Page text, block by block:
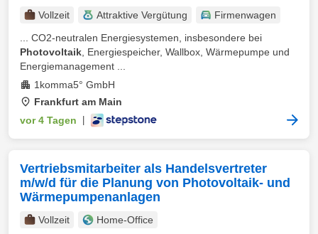
Vollzeit Attraktive Vergütung
Firmenwagen
... CO2-neutralen Energiesystemen, insbesondere bei
Photovoltaik , Energiespeicher, Wallbox, Wärmepumpe und
Energiemanagement ...
1komma5° GmbH
Frankfurt am Main
vor 4 Tagen
Vertriebsmitarbeiter als Handelsvertreter
m/w/d für die Planung von Photovoltaik- und
Wärmepumpenanlagen
Vollzeit
Home-Office